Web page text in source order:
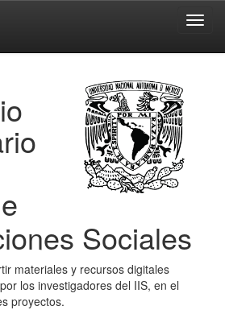
Sociales
materiales y recursos digitales
los investigadores del IIS, en el
proyectos.